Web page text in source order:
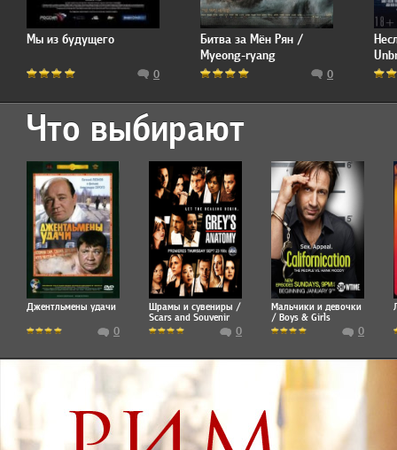
Мы из будущего
0
Битва за Мён Рян /
Myeong-ryang
0
Что выбирают
Джентльмены удачи
0
Шрамы и сувениры /
Scars and Souvenir
0
Мальчики и девочки
/ Boys & Girls
0